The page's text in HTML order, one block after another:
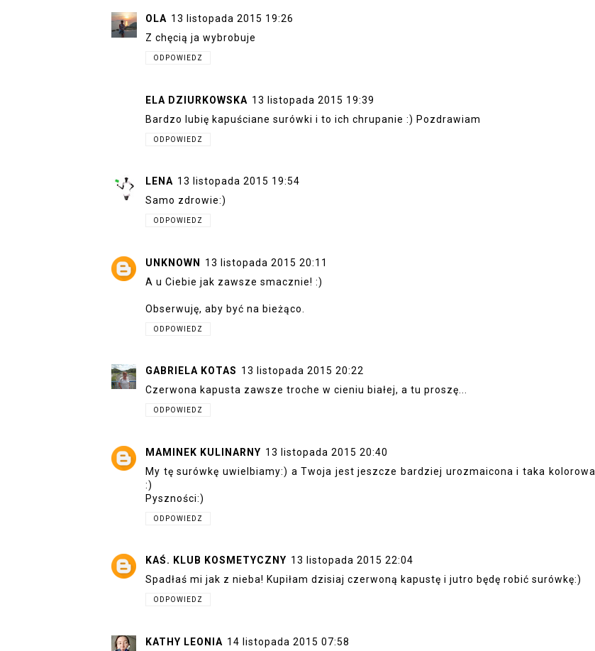
OLA 13 listopada 2015 19:26
Z chęcią ja wybrobuje
ODPOWIEDZ
ELA DZIURKOWSKA 13 listopada 2015 19:39
Bardzo lubię kapuściane surówki i to ich chrupanie :) Pozdrawiam
ODPOWIEDZ
LENA 13 listopada 2015 19:54
Samo zdrowie:)
ODPOWIEDZ
UNKNOWN 13 listopada 2015 20:11
A u Ciebie jak zawsze smacznie! :)
Obserwuję, aby być na bieżąco.
ODPOWIEDZ
GABRIELA KOTAS 13 listopada 2015 20:22
Czerwona kapusta zawsze troche w cieniu białej, a tu proszę...
ODPOWIEDZ
MAMINEK KULINARNY 13 listopada 2015 20:40
My tę surówkę uwielbiamy:) a Twoja jest jeszcze bardziej urozmaicona i taka kolorowa
:)
Pyszności:)
ODPOWIEDZ
KAŚ. KLUB KOSMETYCZNY 13 listopada 2015 22:04
Spadłaś mi jak z nieba! Kupiłam dzisiaj czerwoną kapustę i jutro będę robić surówkę:)
ODPOWIEDZ
KATHY LEONIA 14 listopada 2015 07:58